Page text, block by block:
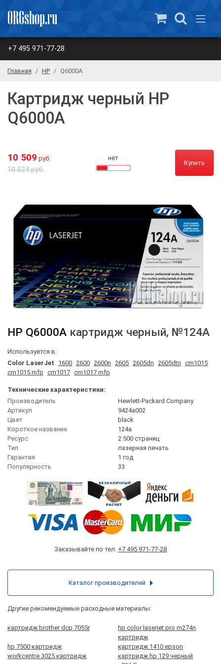
+7 495 971-77-28
Главная HP Q6000A
Картридж черный HP
Q6000A
10 509 руб.
10 824 руб.
нет
Купить
HP Q6000A картридж черный, №124A
Используется в:
Color LaserJet
1600 2600 2600n 2605 2605dn 2605dtn cm1015
cm1015 mfp cm1017 cm1017 mfp
Технические характеристики:
Производитель
Hewlett-Packard Company
Артикул
9424a002
Цвет
black
Короткое название
124a
Ресурс
2 500 страниц
Тип
лазерная печать
Гарантия
1 год
Популярность
33
Заказывайте по тел. +7 495 971-77-28
Другие рекомендуемые расходные материалы:
картридж brother dcp 7055r
hp color laserjet pro m274n
картридж
hp 7500 картридж
картридж 1410 epson
workcentre 3025 картридж
картридж hp 129 черный